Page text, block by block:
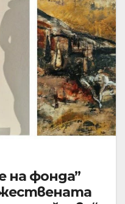
на фонда”